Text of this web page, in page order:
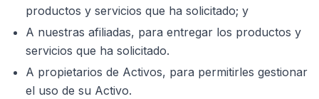
productos y servicios que ha solicitado; y
A nuestras afiliadas, para entregar los productos y
servicios que ha solicitado.
A propietarios de Activos, para permitirles gestionar
el uso de su Activo.